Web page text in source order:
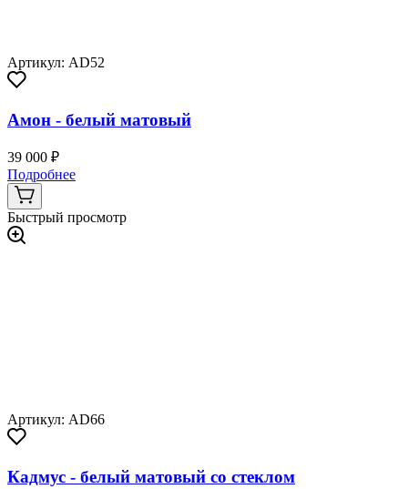
Артикул: AD52
Амон - белый матовый
39 000 ₽
Подробнее
Быстрый просмотр
Артикул: AD66
Кадмус - белый матовый со стеклом